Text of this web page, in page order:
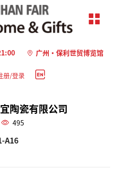
广州·保利世贸博览馆
册/登录
陶瓷有限公司
495
A16